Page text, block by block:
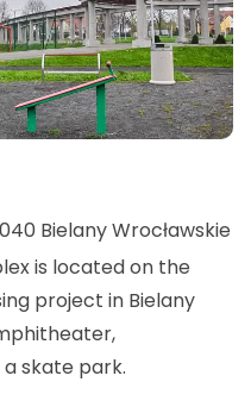
Bielany Wrocławskie
is located on the
project in Bielany
skate park.